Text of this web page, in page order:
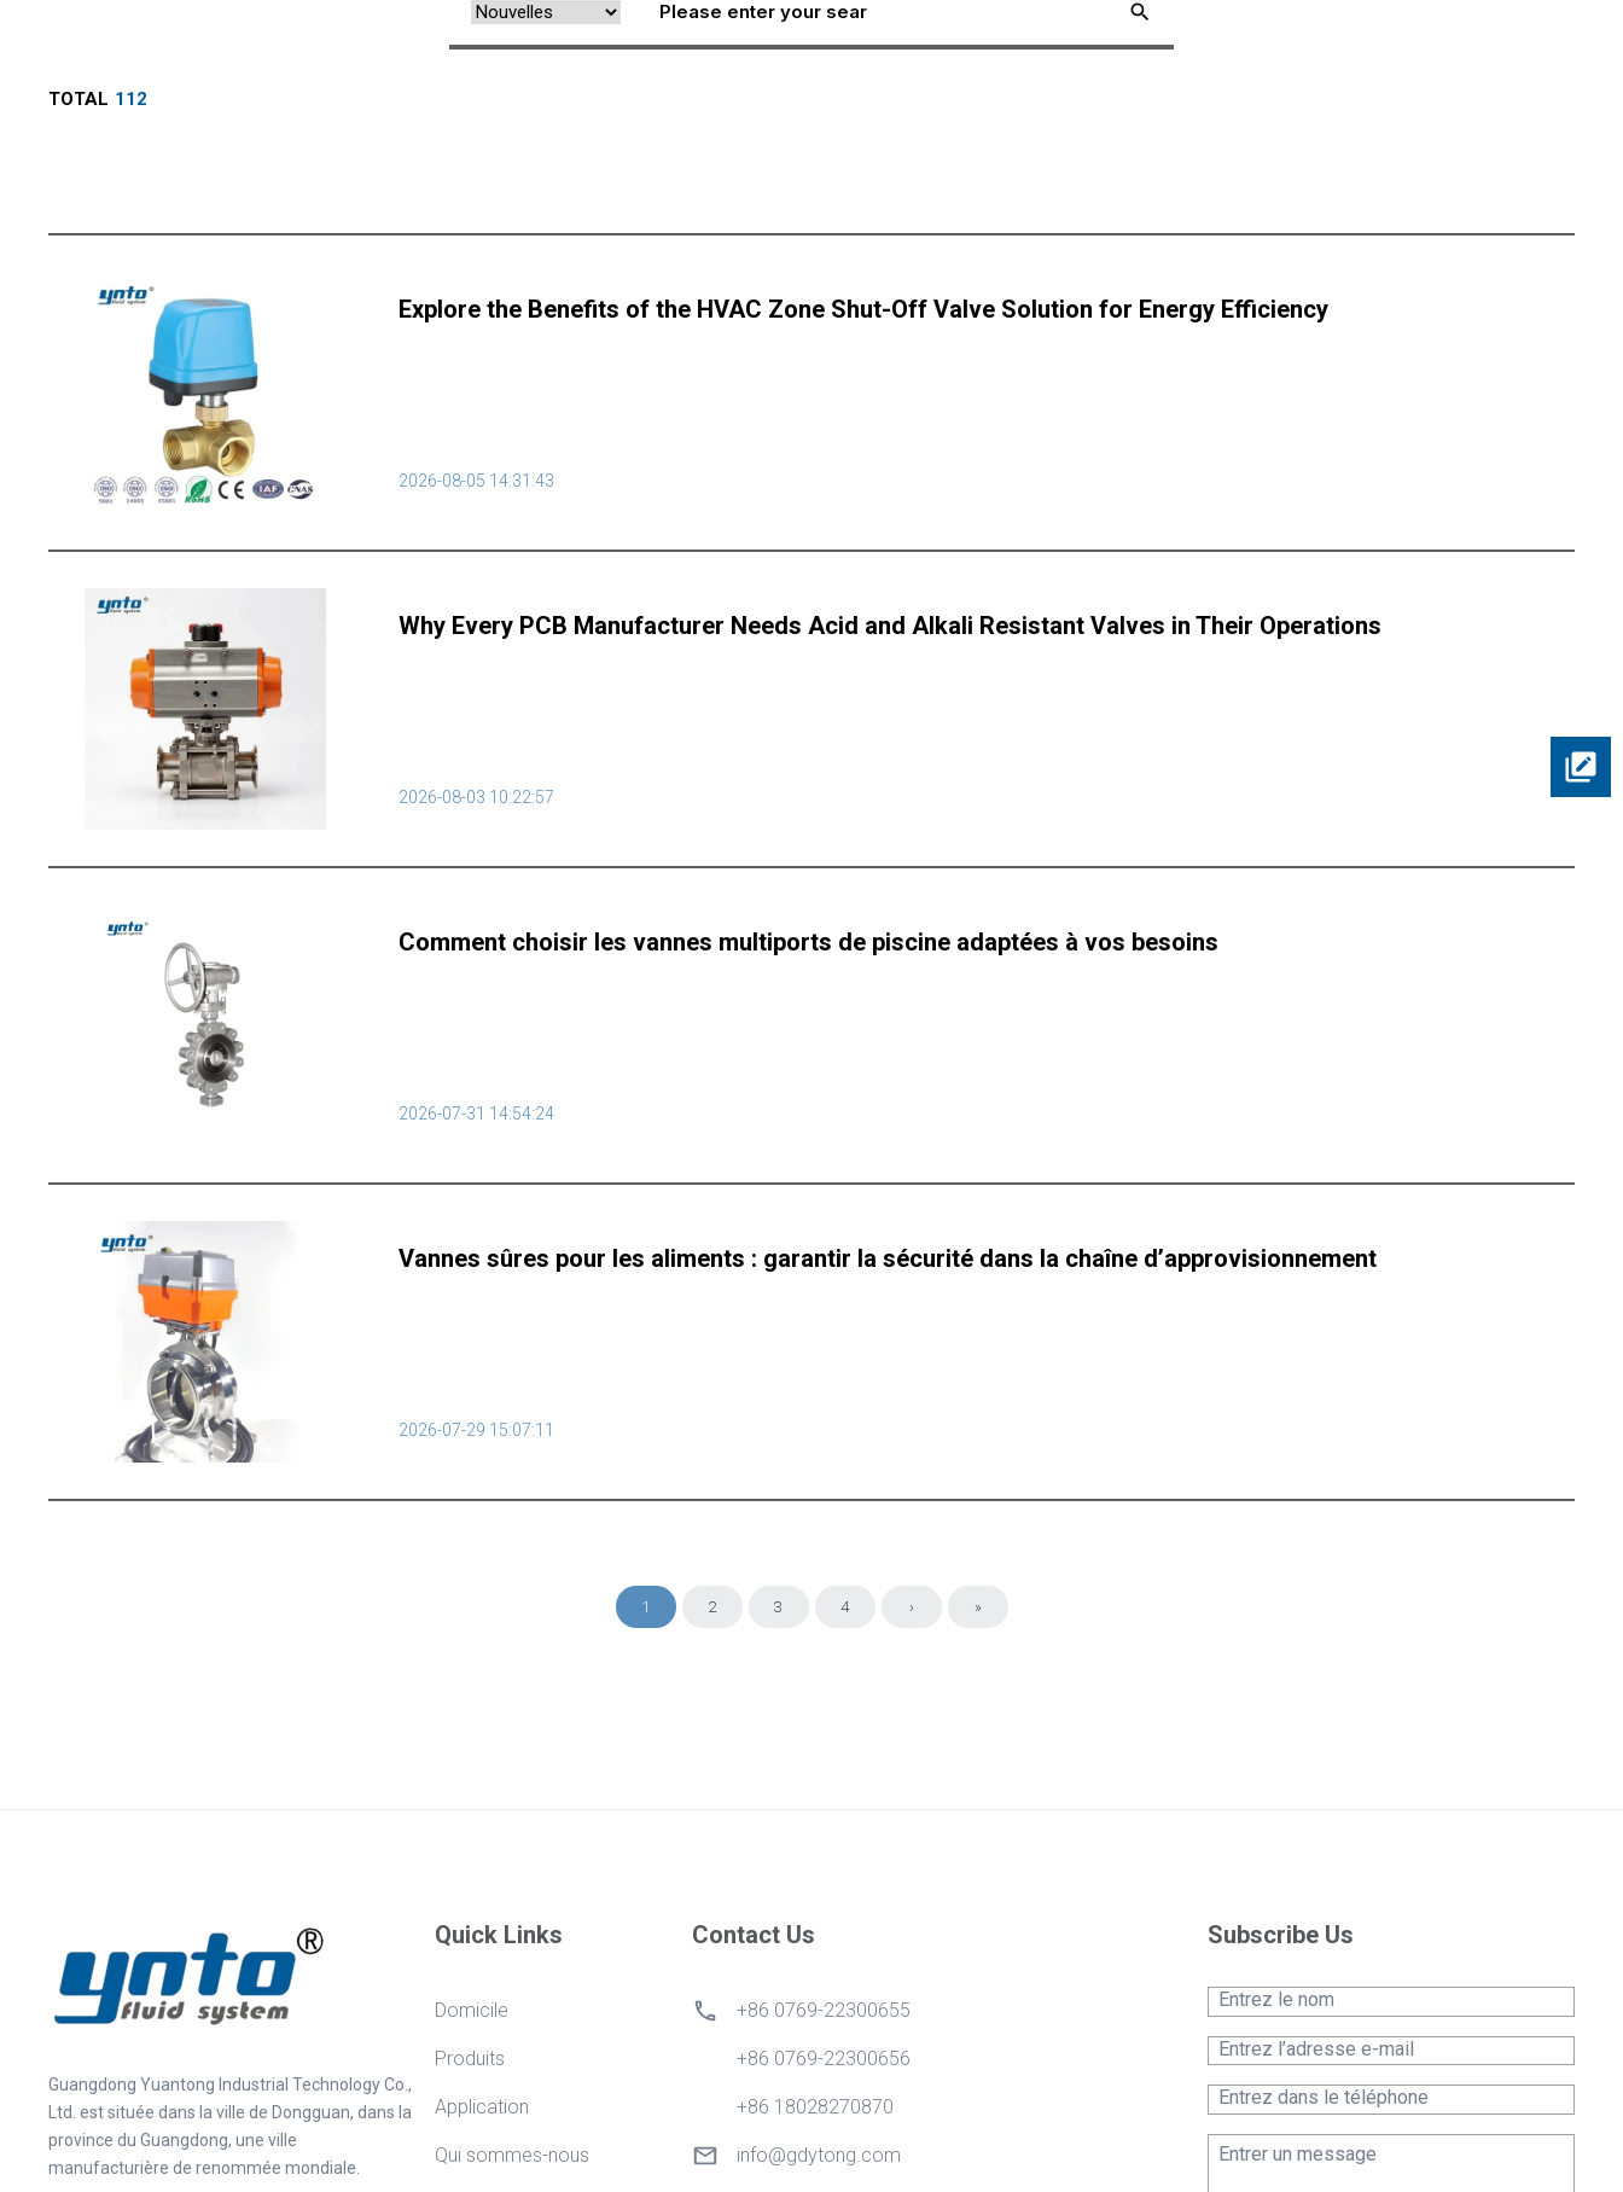
TOTAL 112
Explore the Benefits of the HVAC Zone Shut-Off Valve Solution for Energy Efficiency
2026-08-05 14:31:43
Why Every PCB Manufacturer Needs Acid and Alkali Resistant Valves in Their Operations
2026-08-03 10:22:57
Comment choisir les vannes multiports de piscine adaptées à vos besoins
2026-07-31 14:54:24
Vannes sûres pour les aliments : garantir la sécurité dans la chaîne d’approvisionnement
2026-07-29 15:07:11
1 2 3 4 › »
Guangdong Yuantong Industrial Technology Co.,
Ltd. est située dans la ville de Dongguan, dans la
province du Guangdong, une ville
manufacturière de renommée mondiale.
Quick Links
Domicile
Produits
Application
Qui sommes-nous
Contact Us
+86 0769-22300655
+86 0769-22300656
+86 18028270870
info@gdytong.com
Subscribe Us